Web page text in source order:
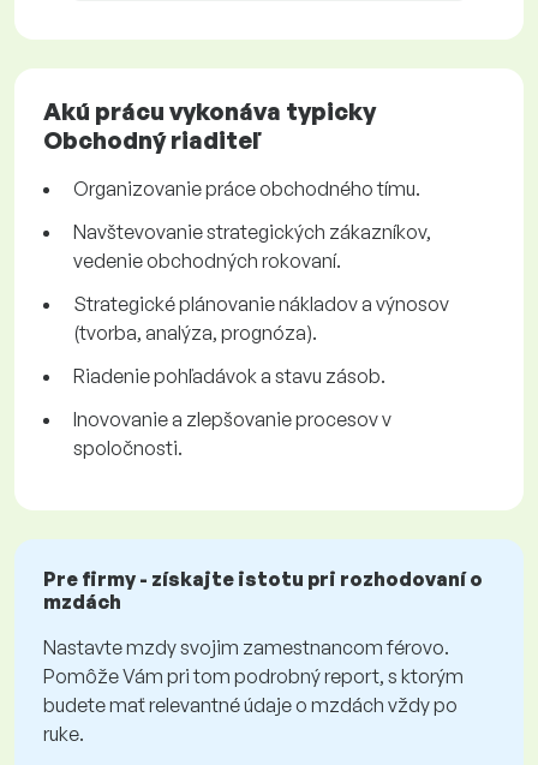
Akú prácu vykonáva typicky
Obchodný riaditeľ
Organizovanie práce obchodného tímu.
Navštevovanie strategických zákazníkov,
vedenie obchodných rokovaní.
Strategické plánovanie nákladov a výnosov
(tvorba, analýza, prognóza).
Riadenie pohľadávok a stavu zásob.
Inovovanie a zlepšovanie procesov v
spoločnosti.
Pre firmy - získajte istotu pri rozhodovaní o
mzdách
Nastavte mzdy svojim zamestnancom férovo.
Pomôže Vám pri tom podrobný report, s ktorým
budete mať relevantné údaje o mzdách vždy po
ruke.